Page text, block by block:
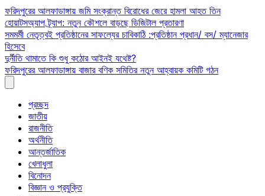
Skip
to
content
ফরিদপুরের আলফাডাঙ্গায় জমি সংক্রান্ত বিরোধের জেরে হামলা আহত তিন
হোয়াটসঅ্যাপ ট্র্যাপ: নতুন কৌশলে বাড়ছে ডিজিটাল প্রতারণা
সমমর্মী নেতৃত্বই প্রতিষ্ঠানের সাফল্যের চাবিকাঠি :প্রতিষ্ঠান প্রধান/ বস/ ম্যানেজার
হিসেবে
দুর্নীতি থামাতে কি শুধু কঠোর আইনই যথেষ্ট?
ফরিদপুরের আলফাডাঙ্গায় বাজার বণিক সমিতির নতুন আহ্বায়ক কমিটি গঠন
প্রচ্ছদ
জাতীয়
রাজনীতি
অর্থনীতি
আন্তর্জাতিক
খেলাধুলা
বিনোদন
বিজ্ঞান ও প্রযুক্তি